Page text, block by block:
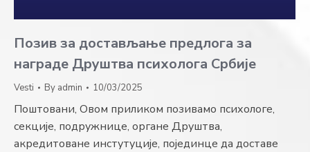
Позив за достављање предлога за
награде Друштва психолога Србије
Vesti By admin 10/03/2025
Поштовани, Овом приликом позивамо психологе,
секције, подружнице, органе Друштва,
акредитоване инстутуције, појединце да доставе